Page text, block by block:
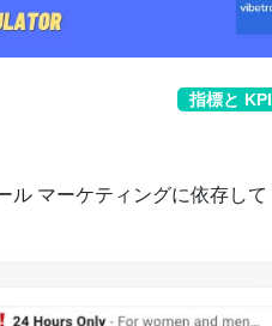
指標と KPI
ル マーケティングに依存して